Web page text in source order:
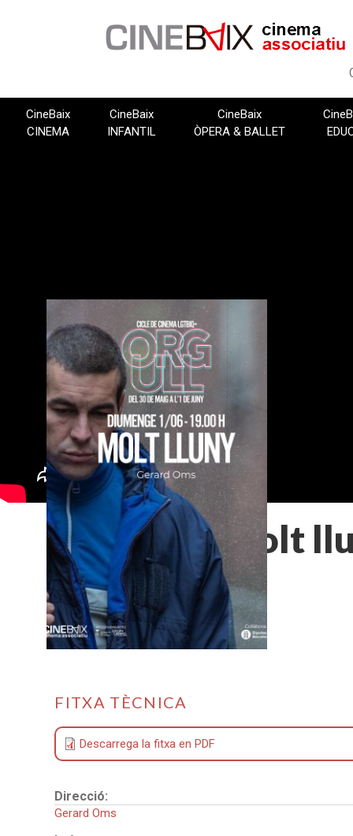
CineBaix
CINEMA
CineBaix
INFANTIL
CineBaix
ÒPERA & BALLET
Molt
FITXA TÈCNICA
Descarrega la fitxa en PDF
Direcció:
Gerard Oms